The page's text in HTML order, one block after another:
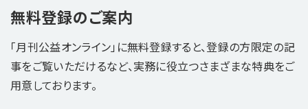
無料登録のご案内
「月刊公益オンライン」に無料登録すると、登録の方限定の記
事をご覧いただけるなど、実務に役立つさまざまな特典をご
用意しております。